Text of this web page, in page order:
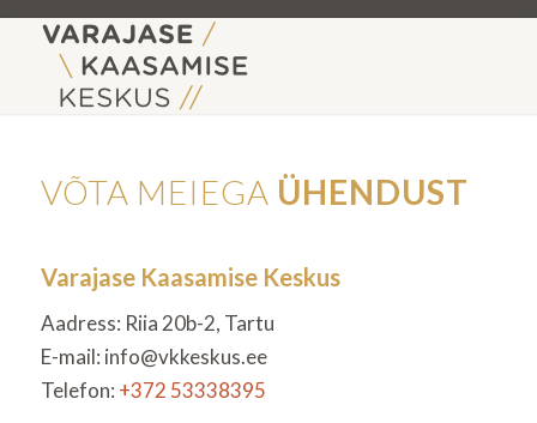
VÕTA MEIEGA ÜHENDUST
Varajase Kaasamise Keskus
Aadress: Riia 20b-2, Tartu
E-mail: info@vkkeskus.ee
Telefon: +372 53338395